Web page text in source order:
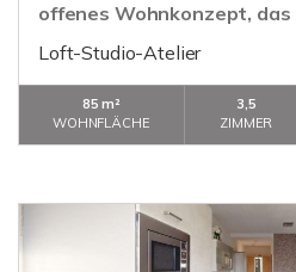
offenes Wohnkonzept, das
Loft-Studio-Atelier
85 m²
WOHNFLÄCHE
3,5
ZIMMER